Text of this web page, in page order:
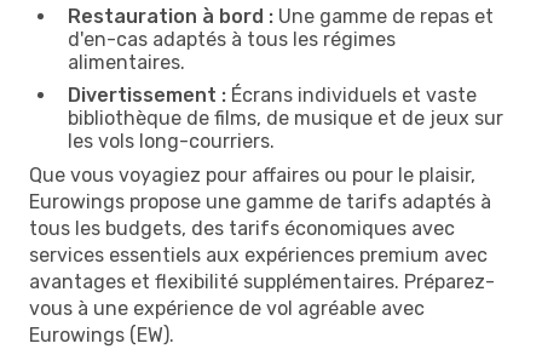
Restauration à bord : Une gamme de repas et
d'en-cas adaptés à tous les régimes
alimentaires.
Divertissement : Écrans individuels et vaste
bibliothèque de films, de musique et de jeux sur
les vols long-courriers.
Que vous voyagiez pour affaires ou pour le plaisir,
Eurowings propose une gamme de tarifs adaptés à
tous les budgets, des tarifs économiques avec
services essentiels aux expériences premium avec
avantages et flexibilité supplémentaires. Préparez-
vous à une expérience de vol agréable avec
Eurowings (EW).